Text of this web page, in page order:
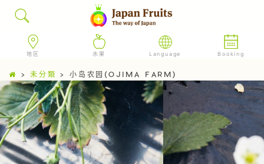
地区 水果 Language Booking
>未分類 >小岛农园(OJIMA FARM)